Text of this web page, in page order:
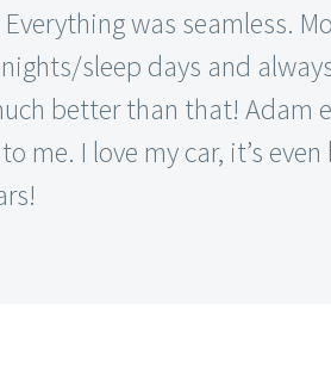
was seamless.
sleep days and
better than that! Adam
me. I love my car, it’s